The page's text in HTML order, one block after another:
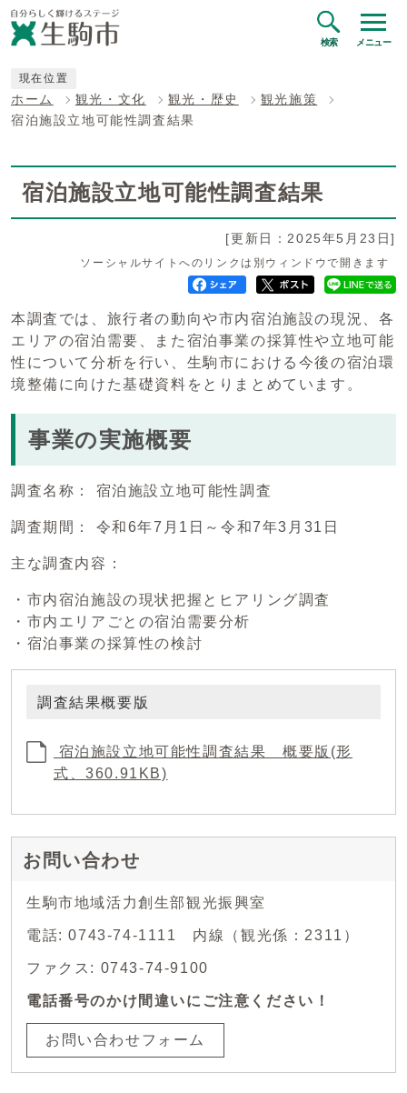
検索 メニュー
現在位置
ホーム 観光・文化 観光・歴史
観光施策
宿泊施設立地可能性調査結果
宿泊施設立地可能性調査結果
[更新日：2025年5月23日]
ソーシャルサイトへのリンクは別ウィンドウで開きます
本調査では、旅行者の動向や市内宿泊施設の現況、各
エリアの宿泊需要、また宿泊事業の採算性や立地可能
性について分析を行い、生駒市における今後の宿泊環
境整備に向けた基礎資料をとりまとめています。
事業の実施概要
調査名称： 宿泊施設立地可能性調査
調査期間： 令和6年7月1日～令和7年3月31日
主な調査内容：
・市内宿泊施設の現状把握とヒアリング調査
・市内エリアごとの宿泊需要分析
・宿泊事業の採算性の検討
調査結果概要版
宿泊施設立地可能性調査結果 概要版(形
式、360.91KB)
お問い合わせ
生駒市地域活力創生部観光振興室
電話: 0743-74-1111 内線（観光係：2311）
ファクス: 0743-74-9100
電話番号のかけ間違いにご注意ください！
お問い合わせフォーム